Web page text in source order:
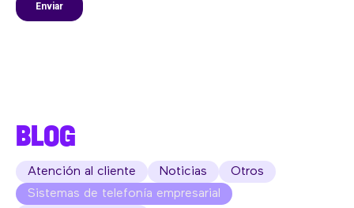
BLOG
Atención al cliente Noticias
Otros
Sistemas de telefonía empresarial